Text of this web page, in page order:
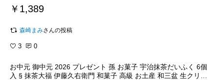
￥1,389
森崎まみさんの投稿
3 0
お中元 御中元 2026 プレゼント 孫 お菓子 宇治抹茶だいふく 6個
入 § 抹茶大福 伊藤久右衛門 和菓子 高級 お土産 和三盆 生クリー